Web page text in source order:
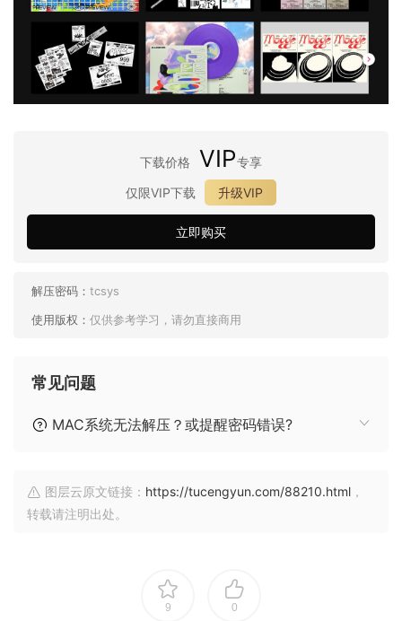
下载价格 VIP专享
仅限VIP下载
升级VIP
立即购买
解压密码： tcsys
使用版权： 仅供参考学习，请勿直接商用
常见问题
MAC系统无法解压？或提醒密码错误?
图层云原文链接： https://tucengyun.com/88210.html ，
转载请注明出处。
9 0